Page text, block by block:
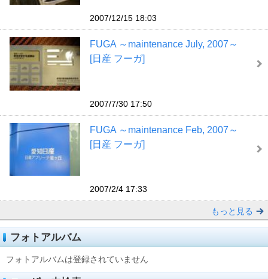
2007/12/15 18:03
FUGA ～maintenance July, 2007～
[日産 フーガ]
2007/7/30 17:50
FUGA ～maintenance Feb, 2007～
[日産 フーガ]
2007/2/4 17:33
もっと見る
フォトアルバム
フォトアルバムは登録されていません